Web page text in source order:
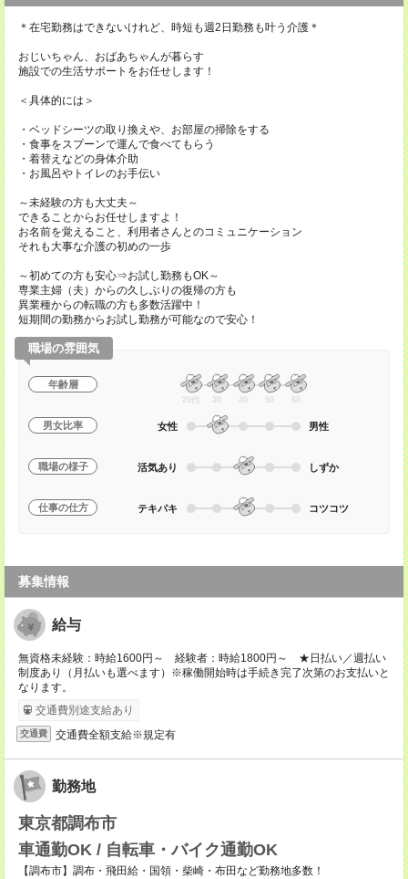
＊在宅勤務はできないけれど、時短も週2日勤務も叶う介護＊
おじいちゃん、おばあちゃんが暮らす
施設での生活サポートをお任せします！
＜具体的には＞
・ベッドシーツの取り換えや、お部屋の掃除をする
・食事をスプーンで運んで食べてもらう
・着替えなどの身体介助
・お風呂やトイレのお手伝い
～未経験の方も大丈夫～
できることからお任せしますよ！
お名前を覚えること、利用者さんとのコミュニケーション
それも大事な介護の初めの一歩
～初めての方も安心⇒お試し勤務もOK～
専業主婦（夫）からの久しぶりの復帰の方も
異業種からの転職の方も多数活躍中！
短期間の勤務からお試し勤務が可能なので安心！
職場の雰囲気
年齢層
20代 30 40 50 60
男女比率 女性 男性
職場の様子 活気あり しずか
仕事の仕方 テキパキ コツコツ
募集情報
給与
無資格未経験：時給1600円～ 経験者：時給1800円～ ★日払い／週払い
制度あり（月払いも選べます）※稼働開始時は手続き完了次第のお支払いと
なります。
交通費別途支給あり
交通費 交通費全額支給※規定有
勤務地
東京都調布市
車通勤OK / 自転車・バイク通勤OK
【調布市】調布・飛田給・国領・柴崎・布田など勤務地多数！